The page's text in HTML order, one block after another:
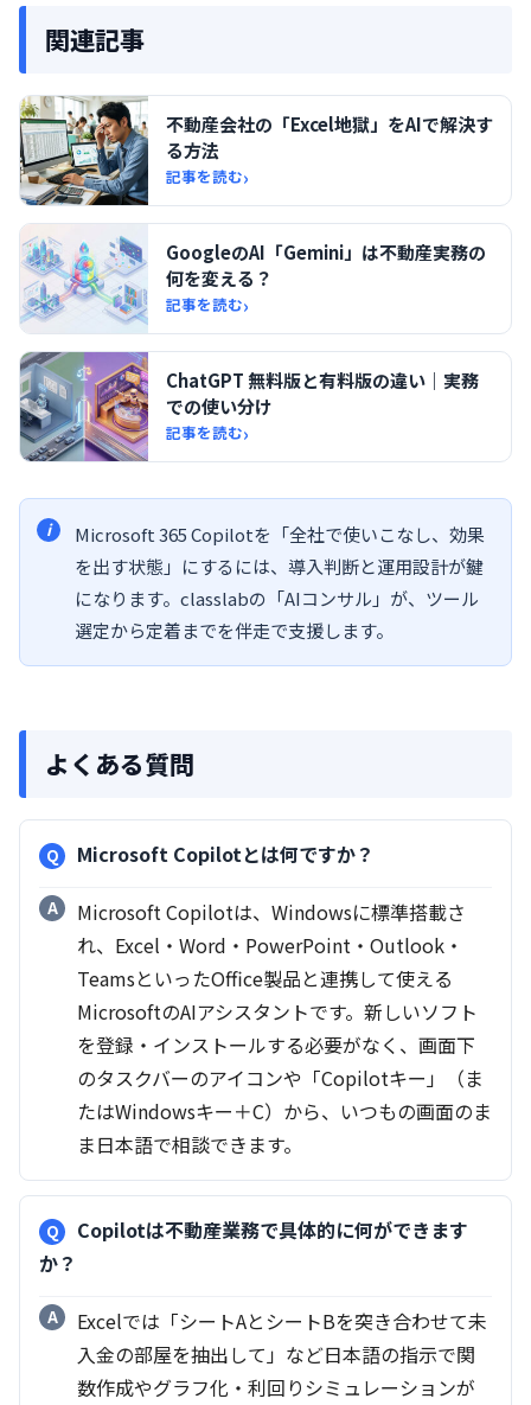
関連記事
不動産会社の「Excel地獄」をAIで解決す
る方法
記事を読む›
GoogleのAI「Gemini」は不動産実務の
何を変える？
記事を読む›
ChatGPT 無料版と有料版の違い｜実務
での使い分け
記事を読む›
Microsoft 365 Copilotを「全社で使いこなし、効果
を出す状態」にするには、導入判断と運用設計が鍵
になります。classlabの「AIコンサル」が、ツール
選定から定着までを伴走で支援します。
よくある質問
Microsoft Copilotとは何ですか？
Microsoft Copilotは、Windowsに標準搭載さ
れ、Excel・Word・PowerPoint・Outlook・
TeamsといったOffice製品と連携して使える
MicrosoftのAIアシスタントです。新しいソフト
を登録・インストールする必要がなく、画面下
のタスクバーのアイコンや「Copilotキー」（ま
たはWindowsキー＋C）から、いつもの画面のま
ま日本語で相談できます。
Copilotは不動産業務で具体的に何ができます
か？
Excelでは「シートAとシートBを突き合わせて未
入金の部屋を抽出して」など日本語の指示で関
数作成やグラフ化・利回りシミュレーションが